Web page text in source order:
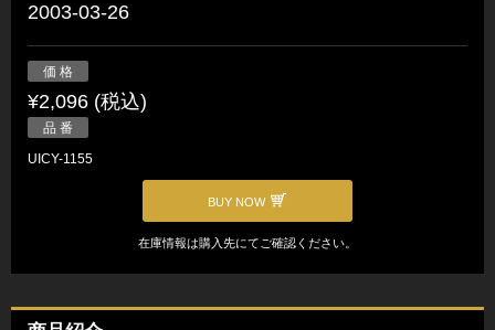
2003-03-26
価 格
¥2,096 (税込)
品 番
UICY-1155
BUY NOW
在庫情報は購入先にてご確認ください。